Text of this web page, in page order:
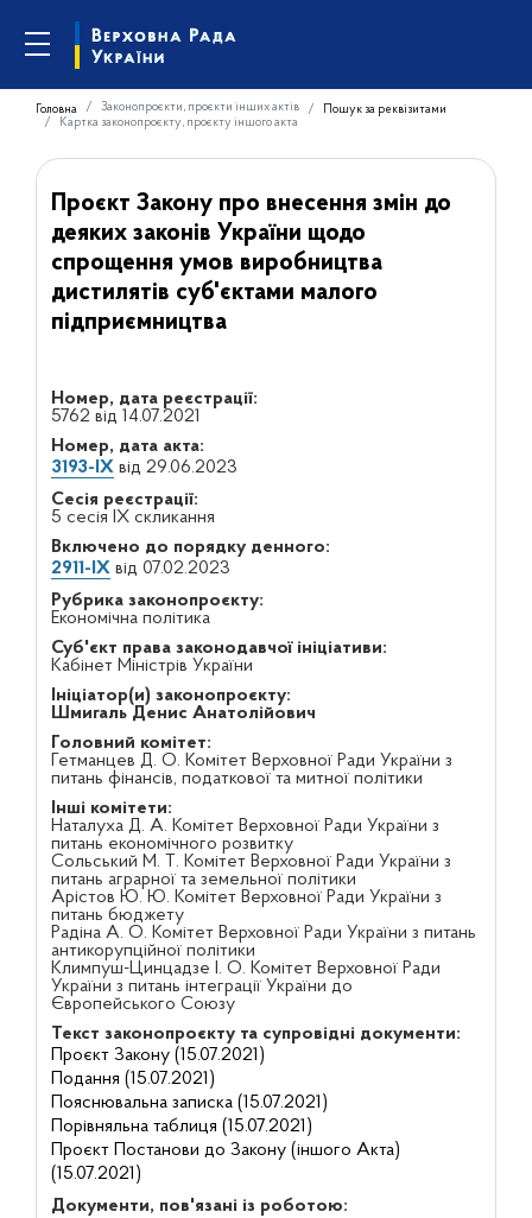
Головна Законопроєкти, проєкти інших актів
Пошук за реквізитами
Картка законопроєкту, проєкту іншого акта
Проєкт Закону про внесення змін до
деяких законів України щодо
спрощення умов виробництва
дистилятів суб'єктами малого
підприємництва
Номер, дата реєстрації:
5762 від 14.07.2021
Номер, дата акта:
3193-IXвід 29.06.2023
Сесія реєстрації:
5 сесія IX скликання
Включено до порядку денного:
2911-IXвід 07.02.2023
Рубрика законопроєкту:
Економічна політика
Суб'єкт права законодавчої ініціативи:
Кабінет Міністрів України
Ініціатор(и) законопроєкту:
Шмигаль Денис Анатолійович
Головний комітет:
Гетманцев Д. О. Комітет Верховної Ради України з
питань фінансів, податкової та митної політики
Інші комітети:
Наталуха Д. А. Комітет Верховної Ради України з
питань економічного розвитку
Сольський М. Т. Комітет Верховної Ради України з
питань аграрної та земельної політики
Арістов Ю. Ю. Комітет Верховної Ради України з
питань бюджету
Радіна А. О. Комітет Верховної Ради України з питань
антикорупційної політики
Климпуш-Цинцадзе І. О. Комітет Верховної Ради
України з питань інтеграції України до
Європейського Союзу
Текст законопроєкту та супровідні документи:
Проєкт Закону (15.07.2021)
Подання (15.07.2021)
Пояснювальна записка (15.07.2021)
Порівняльна таблиця (15.07.2021)
Проєкт Постанови до Закону (іншого Акта)
(15.07.2021)
Документи, пов'язані із роботою: